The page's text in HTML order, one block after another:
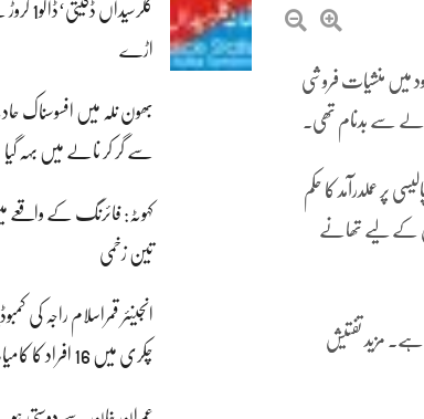
اڑے
بھون نلہ میں افسوسناک
سے گر کر نالے میں بہہ گیا
کہوٹہ: فائرنگ کے
تین زخمی
انجینئر قمراسلام راجہ کی
چکری میں 16 افراد کا کامیاب ریسکیو
میں منشیات فروشی
سے بدنام تھی۔
پر عملدرآمد کا حکم
کے لیے تھانے
مزید تفتیش